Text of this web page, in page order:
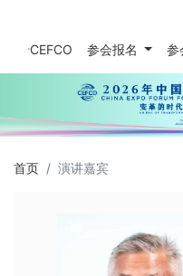
关于CEFCO 参会报名 参
首页 演讲嘉宾